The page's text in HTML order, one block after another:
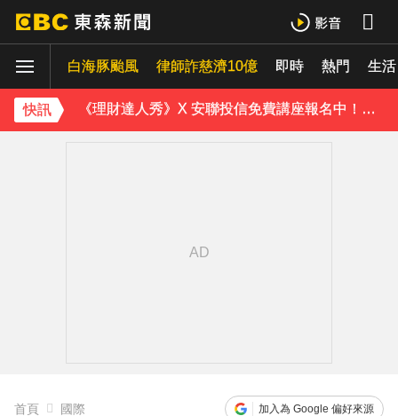
白海豚颱風 律師詐慈濟10億 即時 熱門 生活
快訊
下載東森App，隨時掌握天下大小事！
《理財達人秀》X 安聯投信免費講座報名中！搶先卡位 2027
首頁 國際 加入為 Google 偏好來源